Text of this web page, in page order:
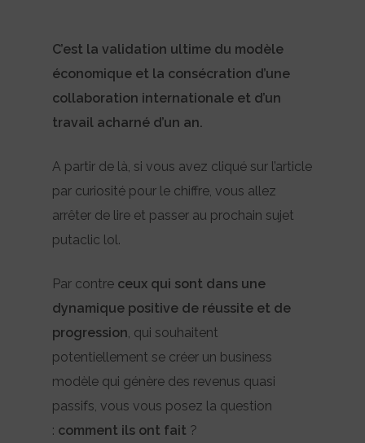
C’est la validation ultime du modèle
économique et la consécration d’une
collaboration internationale et d’un
travail acharné d’un an.
A partir de là, si vous avez cliqué sur l’article
par curiosité pour le chiffre, vous allez
arrêter de lire et passer au prochain sujet
putaclic lol.
Par contre ceux qui sont dans une
dynamique positive de réussite et de
progression, qui souhaitent
potentiellement se créer un business
modèle qui génère des revenus quasi
passifs, vous vous posez la question
: comment ils ont fait ?